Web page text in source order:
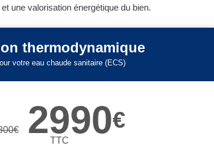
une valorisation énergétique du bien.
thermodynamique
votre eau chaude sanitaire (ECS)
€ 2990€
TTC